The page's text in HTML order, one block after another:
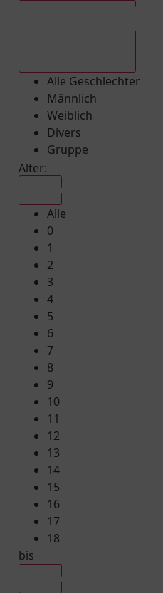
Alle Geschlechter
Männlich
Weiblich
Divers
Gruppe
Alter:
Alle
0
1
2
3
4
5
6
7
8
9
10
11
12
13
14
15
16
17
18
bis